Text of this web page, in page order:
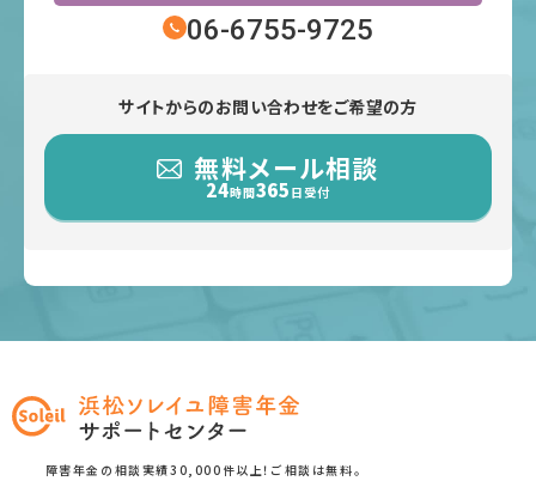
06-6755-9725
サイトからのお問い合わせをご希望の方
無料メール相談
24時間365 日受付
障害年金の相談実績30,000件以上！ご相談は無料。